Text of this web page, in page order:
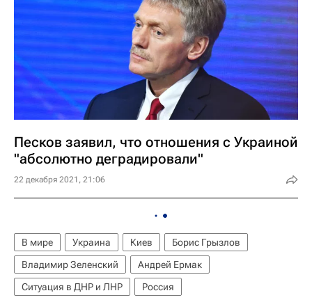
Песков заявил, что отношения с Украиной
"абсолютно деградировали"
22 декабря 2021, 21:06
В мире Украина Киев
Борис Грызлов
Владимир Зеленский
Андрей Ермак
Ситуация в ДНР и ЛНР
Россия